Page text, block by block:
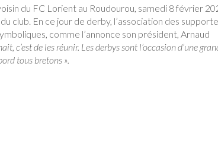
du FC Lorient au Roudourou, samedi 8 février
club. En ce jour de derby, l’association des
comme l’annonce son président, Arnaud
c’est de les réunir. Les derbys sont l’occasion d’une
tous bretons ».